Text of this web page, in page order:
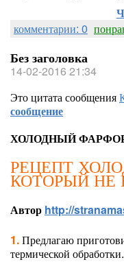
комментарии: 0
Без заголовка
14-02-2016 21:34
Это цитата сообщения
сообщение
ХОЛОДНЫЙ
РЕЦЕПТ
КОТОРЫЙ НЕ
Автор http://
1.Предлагаю
термической